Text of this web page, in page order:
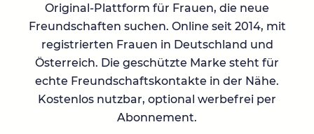
Original-Plattform für Frauen, die neue
Freundschaften suchen. Online seit 2014, mit
registrierten Frauen in Deutschland und
Österreich. Die geschützte Marke steht für
echte Freundschaftskontakte in der Nähe.
Kostenlos nutzbar, optional werbefrei per
Abonnement.